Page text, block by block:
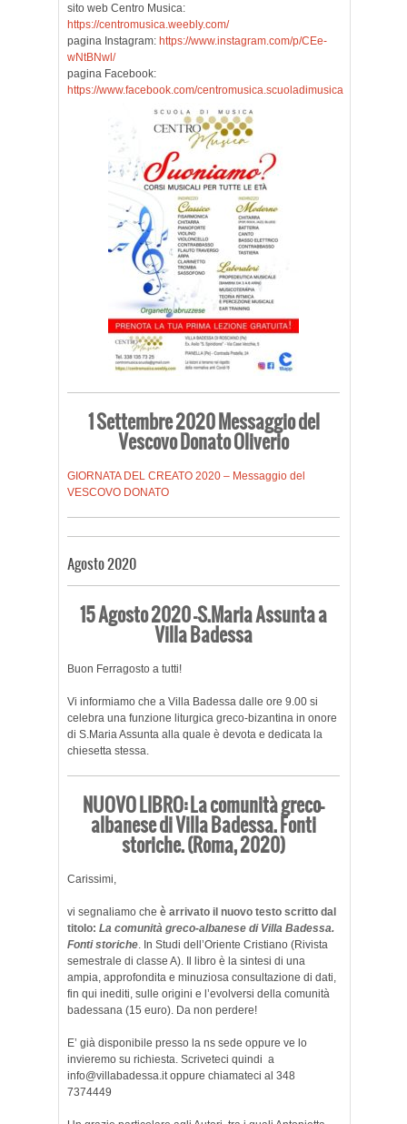
sito web Centro Musica:
https://centromusica.weebly.com/
pagina Instagram: https://www.instagram.com/p/CEe-
wNtBNwl/
pagina Facebook:
https://www.facebook.com/centromusica.scuoladimusica
1 Settembre 2020 Messaggio del
Vescovo Donato Oliverio
GIORNATA DEL CREATO 2020 – Messaggio del
VESCOVO DONATO
Agosto 2020
15 Agosto 2020 -S.Maria Assunta a
Villa Badessa
Buon Ferragosto a tutti!
Vi informiamo che a Villa Badessa dalle ore 9.00 si
celebra una funzione liturgica greco-bizantina in onore
di S.Maria Assunta alla quale è devota e dedicata la
chiesetta stessa.
NUOVO LIBRO: La comunità greco-
albanese di Villa Badessa. Fonti
storiche. (Roma, 2020)
Carissimi,
vi segnaliamo che è arrivato il nuovo testo scritto dal
titolo: La comunità greco-albanese di Villa Badessa.
Fonti storiche. In Studi dell’Oriente Cristiano (Rivista
semestrale di classe A). Il libro è la sintesi di una
ampia, approfondita e minuziosa consultazione di dati,
fin qui inediti, sulle origini e l’evolversi della comunità
badessana (15 euro). Da non perdere!
E’ già disponibile presso la ns sede oppure ve lo
invieremo su richiesta. Scriveteci quindi a
info@villabadessa.it oppure chiamateci al 348
7374449